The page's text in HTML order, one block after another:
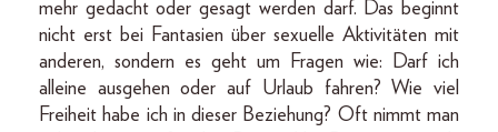
mehr gedacht oder gesagt werden darf. Das beginnt
nicht erst bei Fantasien über sexuelle Aktivitäten mit
anderen, sondern es geht um Fragen wie: Darf ich
alleine ausgehen oder auf Urlaub fahren? Wie viel
Freiheit habe ich in dieser Beziehung? Oft nimmt man